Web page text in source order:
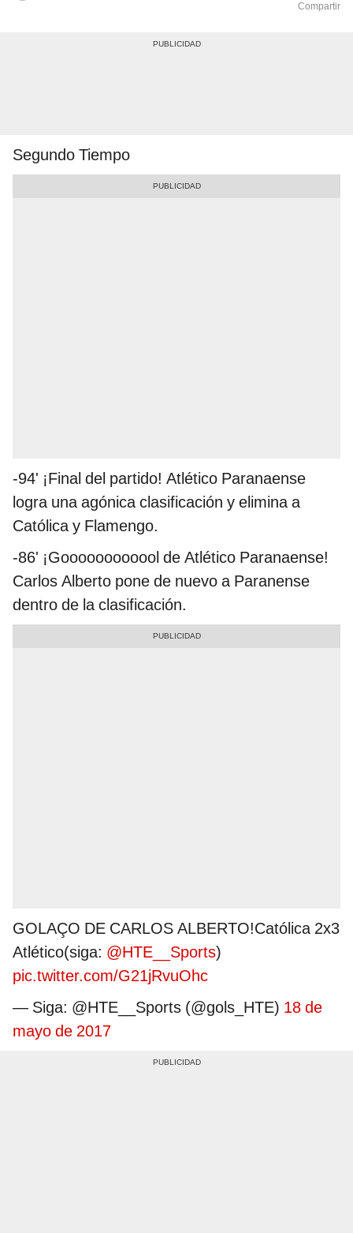
Compartir
Segundo Tiempo
-94' ¡Final del partido! Atlético Paranaense
logra una agónica clasificación y elimina a
Católica y Flamengo.
-86' ¡Goooooooooool de Atlético Paranaense!
Carlos Alberto pone de nuevo a Paranense
dentro de la clasificación.
GOLAÇO DE CARLOS ALBERTO!Católica 2x3
Atlético(siga: @HTE__Sports)
pic.twitter.com/G21jRvuOhc
— Siga: @HTE__Sports (@gols_HTE) 18 de
mayo de 2017